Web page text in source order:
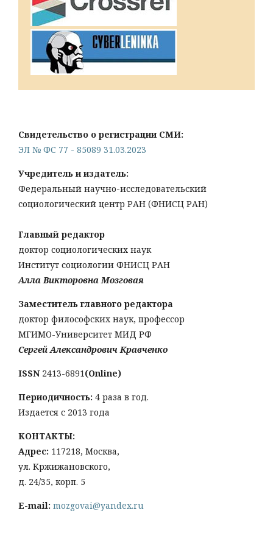
Свидетельство о регистрации СМИ:
ЭЛ № ФС 77 - 85089 31.03.2023
Учредитель и издатель:
Федеральный научно-исследовательский
социологический центр РАН (ФНИСЦ РАН)
Главный редактор
доктор социологических наук
Институт социологии ФНИСЦ РАН
Алла Викторовна Мозговая
Заместитель главного редактора
доктор философских наук, профессор
МГИМО-Университет МИД РФ
Сергей Александрович Кравченко
ISSN 2413-6891(Online)
Периодичность: 4 раза в год.
Издается с 2013 года
КОНТАКТЫ:
Адрес: 117218, Москва,
ул. Кржижановского,
д. 24/35, корп. 5
E-mail: mozgovai@yandex.ru